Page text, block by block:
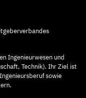
Ingenieurwesen und
Technik). Ihr Ziel ist
sowie